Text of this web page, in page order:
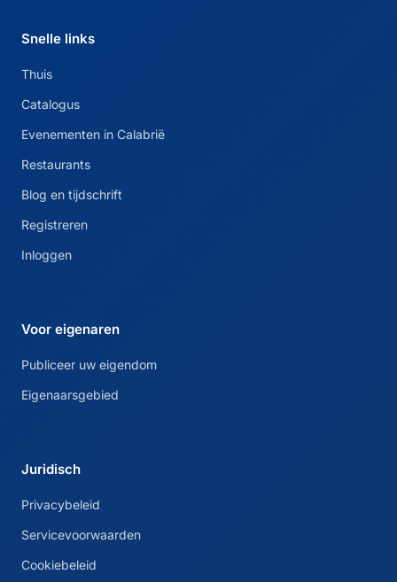
Snelle links
Thuis
Catalogus
Evenementen in Calabrië
Restaurants
Blog en tijdschrift
Registreren
Inloggen
Voor eigenaren
Publiceer uw eigendom
Eigenaarsgebied
Juridisch
Privacybeleid
Servicevoorwaarden
Cookiebeleid